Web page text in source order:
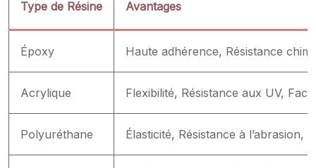
Type de Résine Avantages
Époxy Haute adhérence, Résistance
Acrylique Flexibilité, Résistance aux UV,
Polyuréthane Élasticité, Résistance à l’abrasion,